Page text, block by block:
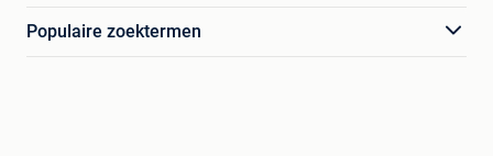
Populaire zoektermen